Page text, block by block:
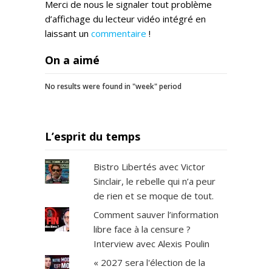
Merci de nous le signaler tout problème
d’affichage du lecteur vidéo intégré en
laissant un commentaire !
On a aimé
No results were found in "week" period
L’esprit du temps
Bistro Libertés avec Victor
Sinclair, le rebelle qui n’a peur
de rien et se moque de tout.
Comment sauver l’information
libre face à la censure ?
Interview avec Alexis Poulin
« 2027 sera l'élection de la